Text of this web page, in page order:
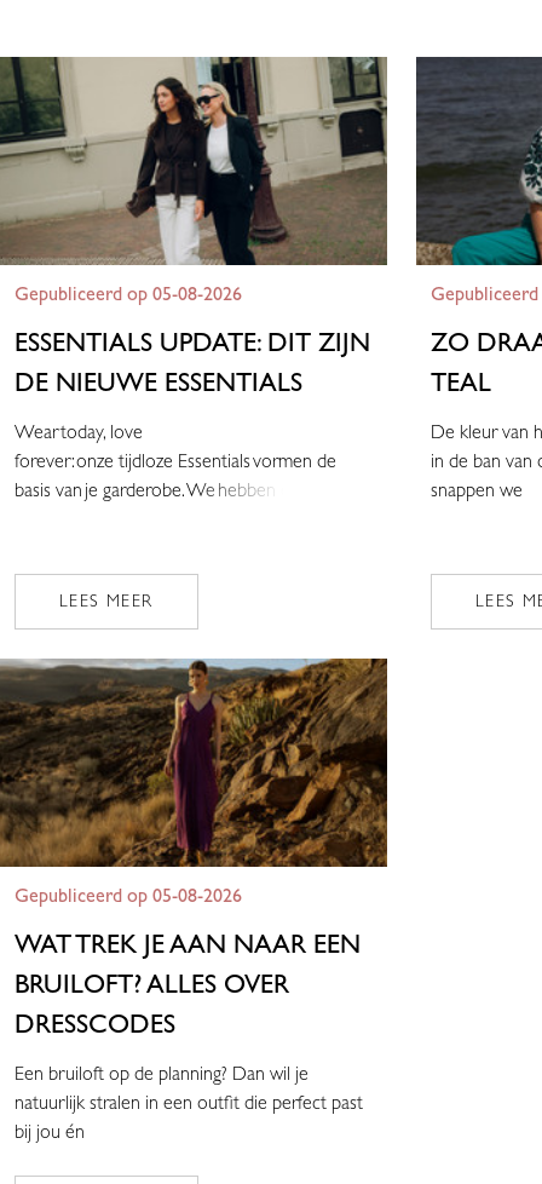
Gepubliceerd op 05-08-2026
ESSENTIALS UPDATE: DIT ZIJN
DE NIEUWE ESSENTIALS
Wear today, love
forever: onze tijdloze Essentials vormen de
basis van je garderobe. We hebben een a
LEES MEER
ZO
TEAL
De kleur van
in de ban van
snappen we
LEES
Gepubliceerd op 05-08-2026
WAT TREK JE AAN NAAR EEN
BRUILOFT? ALLES OVER
DRESSCODES
Een bruiloft op de planning? Dan wil je
natuurlijk stralen in een outfit die perfect past
bij jou én